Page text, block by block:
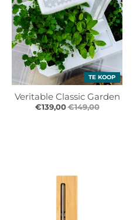
TE KOOP
Veritable Classic Garden
€139,00€149,00